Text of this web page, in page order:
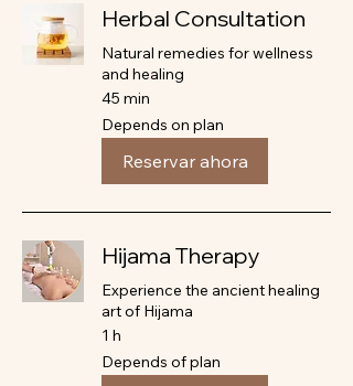
Herbal Consultation
Natural remedies for wellness
and healing
45 min
Depends
on
plan
Depends on plan
Reservar ahora
Hijama Therapy
Experience the ancient healing
art of Hijama
1 h
Depends
of
plan
Depends of plan